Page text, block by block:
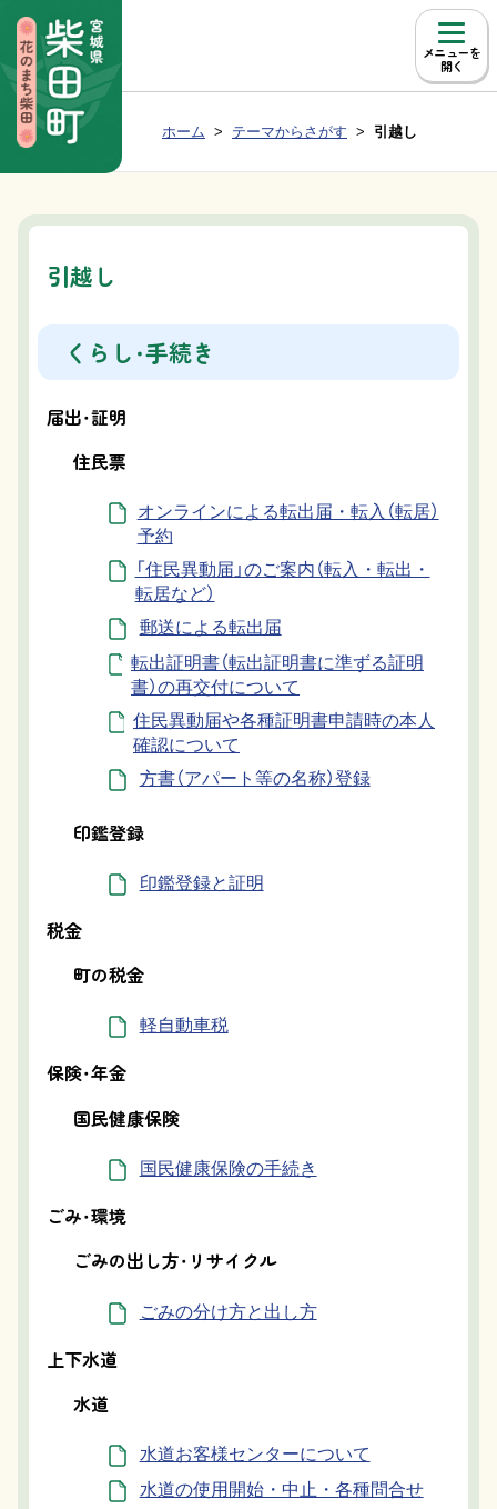
メニュー
Group NAV 現在位置：
ホーム テーマからさがす 引越し
引越し
くらし・手続き
届出・証明
住民票
オンラインによる転出届・転入（転居）
予約
「住民異動届」のご案内（転入・転出・
転居など）
郵送による転出届
転出証明書（転出証明書に準ずる証明
書）の再交付について
住民異動届や各種証明書申請時の本人
確認について
方書（アパート等の名称）登録
印鑑登録
印鑑登録と証明
税金
町の税金
軽自動車税
保険・年金
国民健康保険
国民健康保険の手続き
ごみ・環境
ごみの出し方・リサイクル
ごみの分け方と出し方
上下水道
水道
水道お客様センターについて
水道の使用開始・中止・各種問合せ